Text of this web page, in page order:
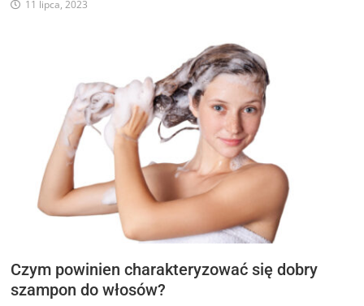
11 lipca, 2023
Czym powinien charakteryzować się dobry
szampon do włosów?